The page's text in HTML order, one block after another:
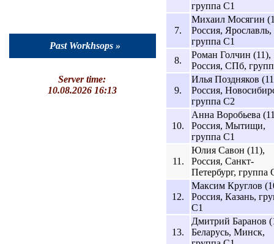
Past Workhsops »
Server time:
10.08.2026 16:13
группа C1
7.
Михаил Мосягин
Россия, Ярославль,
группа C1
8.
Роман Голчин (11),
Россия, СПб,
9.
Илья Поздняков
Россия,
группа C2
10.
Анна Воробьева
Россия, Мытищи,
группа C1
11.
Юлия Савон (11),
Россия, Санкт-
Петербург, группа
12.
Максим Круглов
Россия, Казань,
C1
13.
Дмитрий Баранов
Беларусь, Минск,